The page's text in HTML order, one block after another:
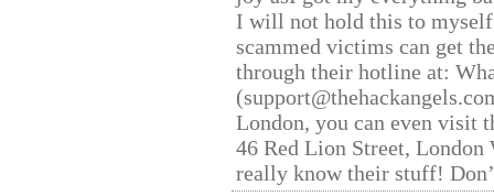
I will not hold this to
scammed victims can get
through their hotline at:
London, you can even visit
46 Red Lion Street, London
really know their stuff!